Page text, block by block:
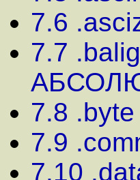
7.6
7.7
7.8
7.9
7.10